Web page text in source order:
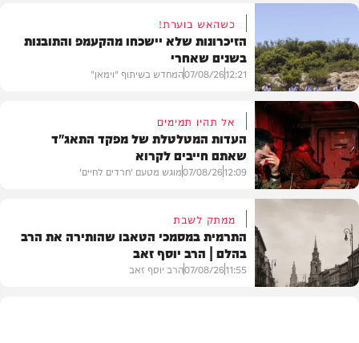
וידאו
כשהאש בוערת!
הזיכרונות שלא יישכחו מהקעמפ והתובנות
בשנים שאחרי
12:21
07/08/26המחדש בשיתוף "וימאן"
דעות
אל תהיו תמימים
העדות המטלטלת של מפקד התאג"ד
שאתם חייבים לקרוא
12:09
07/08/26מוגש מטעם 'חרדים לחיים'
ממתק לשבת
התרמית במסמכי הטאבו שהותירה את הרב
בהלם | הרב יוסף זאב
11:55
07/08/26הרב יוסף זאב